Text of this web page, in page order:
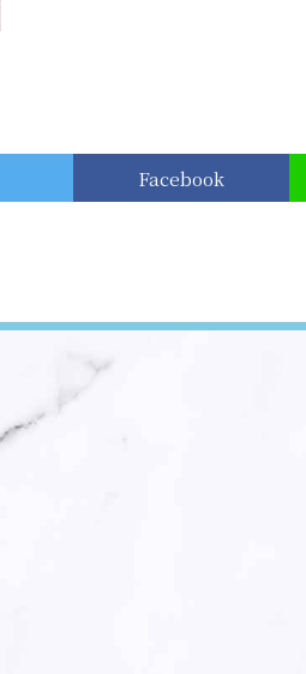
Facebook